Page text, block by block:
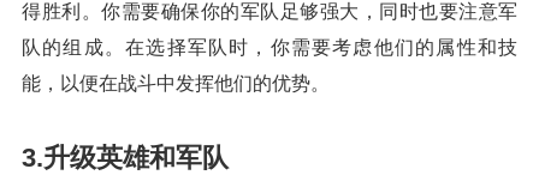
得胜利。你需要确保你的军队足够强大，同时也要注意军
队的组成。在选择军队时，你需要考虑他们的属性和技
能，以便在战斗中发挥他们的优势。
3.升级英雄和军队